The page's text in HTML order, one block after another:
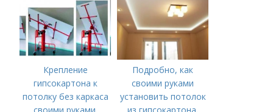
Крепление
гипсокартона к
потолку без каркаса
Подробно, как
своими руками
установить потолок